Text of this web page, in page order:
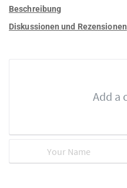
Beschreibung
Diskussionen und Rezensionen